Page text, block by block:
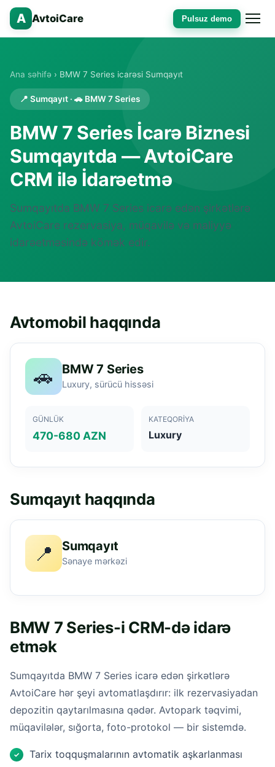
A AvtoiCare Pulsuz demo
Ana səhifə › BMW 7 Series icarəsi Sumqayıt
📍 Sumqayıt · 🚗 BMW 7 Series
BMW 7 Series İcarə Biznesi
Sumqayıtda — AvtoiCare
CRM ilə İdarəetmə
Sumqayıtda BMW 7 Series icarə edən şirkətlərə
AvtoiCare rezervasiya, müqavilə və maliyyə
idarəetməsində kömək edir.
Avtomobil haqqında
🚗 BMW 7 Series
Luxury, sürücü hissəsi
GÜNLÜK
470-680 AZN
KATEQORIYA
Luxury
Sumqayıt haqqında
📍 Sumqayıt
Sənaye mərkəzi
BMW 7 Series-i CRM-də idarə
etmək
Sumqayıtda BMW 7 Series icarə edən şirkətlərə
AvtoiCare hər şeyi avtomatlaşdırır: ilk rezervasiyadan
depozitin qaytarılmasına qədər. Avtopark təqvimi,
müqavilələr, sığorta, foto-protokol — bir sistemdə.
✓ Tarix toqquşmalarının avtomatik aşkarlanması